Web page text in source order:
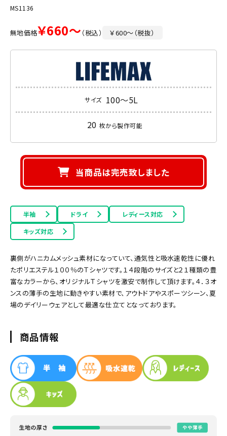
MS1136
無地価格￥660～ （税込） ￥600～（税抜）
サイズ 100～5L
20 枚から製作可能
当商品は完売致しました
半袖 ドライ
レディース対応
キッズ対応
裏側がハニカムメッシュ素材になっていて、通気性と吸水速乾性に優れ
たポリエステル１００％のＴシャツです。１４段階のサイズと２１種類の豊
富なカラーから、オリジナルＴシャツを激安で制作して頂けます。４．３オ
ンスの薄手の生地に動きやすい素材で、アウトドアやスポーツシーン、夏
場のデイリーウェアとして最適な仕立てとなっております。
商品情報